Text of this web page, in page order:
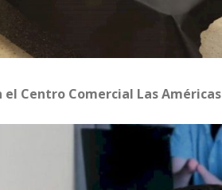
el Centro Comercial Las Américas